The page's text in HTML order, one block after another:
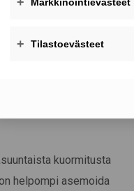
mukaan
20 μm:n sinkkikerrosta
kuormitusta
helpompi asemoida